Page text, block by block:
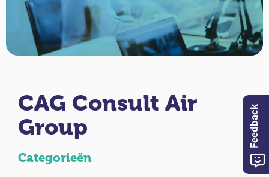
CAG Consult Air
Group
Categorieën
Feedback